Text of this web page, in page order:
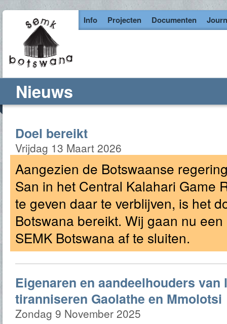
Info Projecten Documenten
Nieuws
Doel bereikt
Vrijdag 13 Maart 2026
Aangezien de Botswaanse
San in het Central Kalahari Game
te geven daar te verblijven, is het
Botswana bereikt. Wij gaan nu
SEMK Botswana af te sluiten.
Eigenaren en aandeelhouders
tiranniseren Gaolathe en Mmolotsi
Zondag 9 November 2025